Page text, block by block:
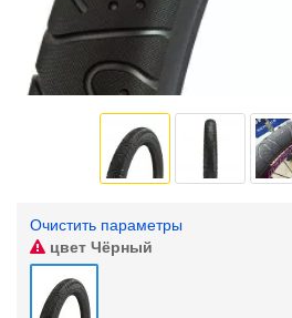
Очистить параметры
цвет Чёрный